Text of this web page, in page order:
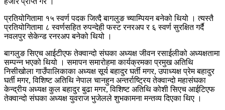
प्रतियोगितामा १५ स्वर्ण पदक जित्दै बागलुङ च्याम्पियन बनेको थियो । त्यस्तै
प्रतियोगितामा ८ स्वर्णसहित रुपन्देही फस्ट रनरअप र ६ स्वर्ण सुरक्षित गर्दै
नवलपुर सेकेन्ड रनरअप बनेको थियो ।
बागलुङ सिएच आईटीएफ तेक्वान्दो संघका अध्यक्ष जीवन रसाईलीको अध्यक्षतामा
सम्पन्न भएको थियो । समापन समारोहमा कार्यक्रमका प्रमुख अतिथि
निसीखोला गाउँपालिकाका अध्यक्ष सूर्य बहादुर घर्ती मगर, उपाध्यक्ष प्रेम बहादुर
घर्ती मगर, विशिष्ट अतिथि नेपाल चानहुन अन्तर्राष्ट्रिय तेक्वान्दो महासंघका
केन्द्रीय अध्यक्ष कुल बहादुर बुढा मगर, विशिष्ट अतिथि कोशी सिएच आईटिएफ
तेक्वान्दो संघका अध्यक्ष युवराज भुजेलले शुभकामना मन्तव्य दिएका थिए ।